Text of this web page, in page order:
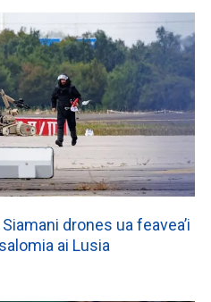
drones ua feavea’i
ai Lusia